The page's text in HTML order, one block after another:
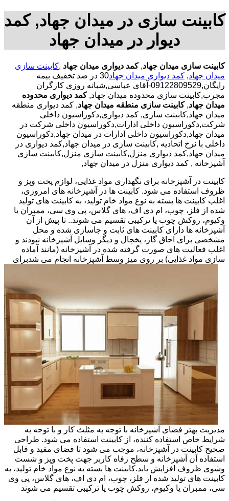
کابینت سازی در میدان جهاد, کمد
دیوار در میدان جهاد
کابینت سازی میدان جهاد,کمد دیواری میدان جهاد ,کابینت سازی
میدان جهاد, کمد دیواری میدان جهاد
30 در صد تخفیف بیمه
رایگان,09122809529-آقای عباسی,شبانه روزی کارگران
مجرب,کابینت سازی محدوده میدان جهاد,کمد دیواری محدوده
میدان جهاد, کابینت سازی منطقه میدان جهاد, کمد دیواری منطقه
میدان جهاد,کابینت سازی, کمد دیواری,دکوراسیون داخلی
شرکت,دکوراسیون داخلی ادارات,دکوراسیون داخلی شرکت در
میدان جهاد,دکوراسیون داخلی ادارات در میدان جهاد,دکوراسیون
داخلی با نرخ اتحادیه ,کابینت سازی در میدان جهاد,کمد دیواری در
میدان جهاد,کمد دیواری منزل,کابینت سازی منزل,کابینت سازی
آشپزخانه , کمد دیواری منزل در میدان جهاد,
کابینت در آشپزخانه برای نگهداری مواد غذایی، لوازم پخت وپز و
ظروف استفاده می شود. کابینت ها در آشپزخانه های امروزی،
اغلب کابینت ها بسته به نوع مواد خام تولید، به کابینت های تولید
شده از فلز، چوب، ام دی اف، های گلاس، پی وی سی، ممبران یا
وکیوم، روکش چوب یا ترکیبی تقسیم می شوند.. تا پیش از آن
آشپزخانه ها دارای کابینت های ثابت و جاسازی شده و محل
مشخصی برای اجاق گاز، یخچال و دیگر وسایل آشپزخانه نبودند و
اغلب فعالیت های صورت گرفته شده در آشپزخانه (مانند آماده
سازی مواد غذایی) بر روی میز وسط آشپزخانه انجام می شدبرای
مدیریت بهتر فضای آشپزخانه با توجه به مثلث کار و با توجه به
شرایط خاص استفاده کننده، از کابینت استفاده می شود. طراحی
صحیح کابینت در آشپزخانه، موجب می شود تا فضای مفید و قابل
استفاده آن آشپزخانه و سطح رفاه کاربر جهت پخت وپز و شست
وشوی ظروف افزایش یابد.کابینت ها بسته به نوع مواد خام تولید، به
کابینت های تولید شده از فلز، چوب، ام دی اف، های گلاس، پی وی
سی، ممبران یا وکیوم، روکش چوب یا ترکیبی تقسیم می شوند